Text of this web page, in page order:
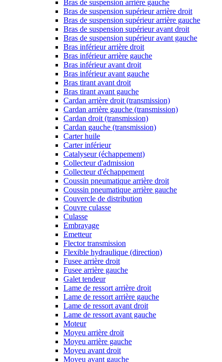
Bras de suspension arrière gauche
Bras de suspension supérieur arrière droit
Bras de suspension supérieur arrière gauche
Bras de suspension supérieur avant droit
Bras de suspension supérieur avant gauche
Bras inférieur arrière droit
Bras inférieur arrière gauche
Bras inférieur avant droit
Bras inférieur avant gauche
Bras tirant avant droit
Bras tirant avant gauche
Cardan arrière droit (transmission)
Cardan arrière gauche (transmission)
Cardan droit (transmission)
Cardan gauche (transmission)
Carter huile
Carter inférieur
Catalyseur (échappement)
Collecteur d'admission
Collecteur d'échappement
Coussin pneumatique arrière droit
Coussin pneumatique arrière gauche
Couvercle de distribution
Couvre culasse
Culasse
Embrayage
Emetteur
Flector transmission
Flexible hydraulique (direction)
Fusee arrière droit
Fusee arrière gauche
Galet tendeur
Lame de ressort arrière droit
Lame de ressort arrière gauche
Lame de ressort avant droit
Lame de ressort avant gauche
Moteur
Moyeu arrière droit
Moyeu arrière gauche
Moyeu avant droit
Moyeu avant gauche